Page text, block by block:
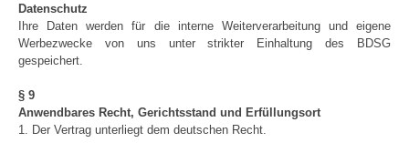
Datenschutz
Ihre Daten werden für die interne Weiterverarbeitung und eigene
Werbezwecke von uns unter strikter Einhaltung des BDSG
gespeichert.
§ 9
Anwendbares Recht, Gerichtsstand und Erfüllungsort
1. Der Vertrag unterliegt dem deutschen Recht.